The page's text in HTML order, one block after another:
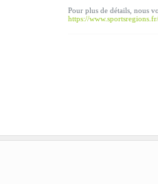
Pour plus de détails, nous
https://